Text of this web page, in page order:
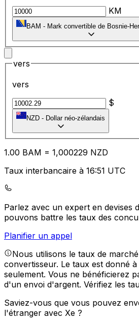
KM
BAM - Mark convertible de Bosnie-
vers
vers
$
NZD - Dollar néo-zélandais
1.00 BAM = 1,000229 NZD
Taux interbancaire à 16:51 UTC
Parlez avec un expert en devises
pouvons battre les taux des
Planifier un appel
Nous utilisons le taux de
convertisseur. Le taux est donné
seulement. Vous ne bénéficierez
d'un envoi d'argent. Vérifiez les
Saviez-vous que vous pouvez
l'étranger avec Xe ?